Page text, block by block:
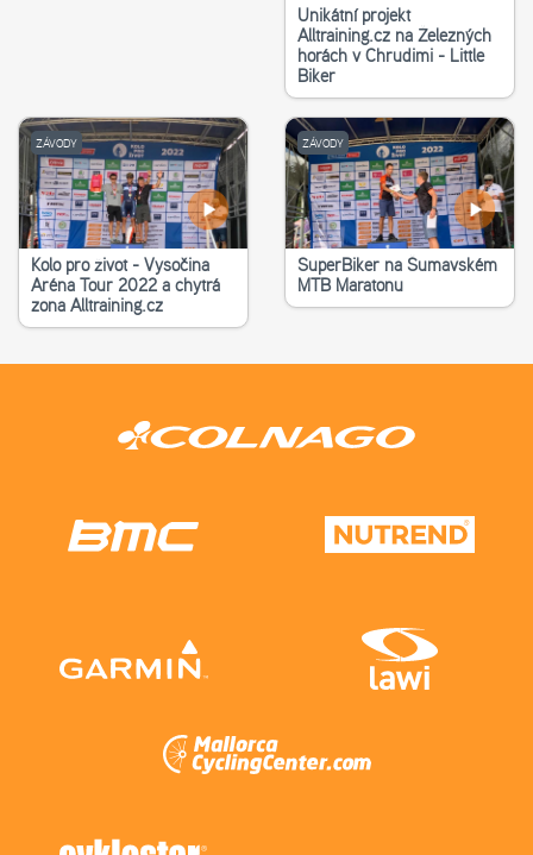
Unikátní projekt
Alltraining.cz na Železných
horách v Chrudimi - Little
Biker
ZÁVODY
Kolo pro život - Vysočina
Aréna Tour 2022 a chytrá
zona Alltraining.cz
ZÁVODY
SuperBiker na Šumavském
MTB Maratonu